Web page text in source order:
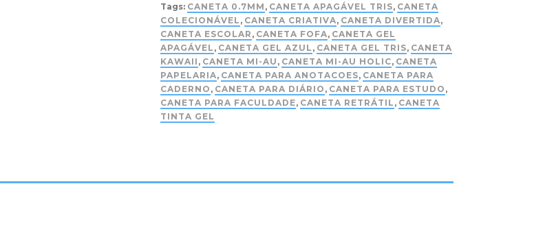
Tags: CANETA 0.7MM , CANETA APAGÁVEL TRIS, CANETA
COLECIONÁVEL , CANETA CRIATIVA, CANETA DIVERTIDA,
CANETA ESCOLAR , CANETA FOFA, CANETA GEL
APAGÁVEL , CANETA GEL AZUL , CANETA GEL TRIS, CANETA
KAWAII , CANETA MI-AU , CANETA MI-AU HOLIC, CANETA
PAPELARIA, CANETA PARA ANOTACOES, CANETA PARA
CADERNO , CANETA PARA DIÁRIO , CANETA PARA ESTUDO ,
CANETA PARA FACULDADE, CANETA RETRÁTIL , CANETA
TINTA GEL